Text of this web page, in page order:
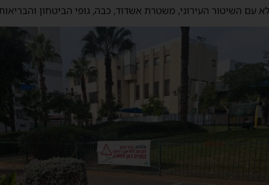
עם השיטור העירוני, משטרת אשדוד, כבה, גופי הביטחון